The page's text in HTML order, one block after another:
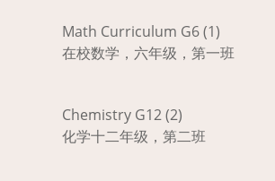
Math Curriculum G6 (1)
在校数学，六年级，第一班
Chemistry G12 (2)
化学十二年级，第二班